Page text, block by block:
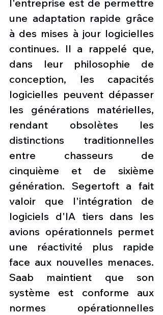
l'entreprise est de permettre
une adaptation rapide grâce
à des mises à jour logicielles
continues. Il a rappelé que,
dans leur philosophie de
conception, les capacités
logicielles peuvent dépasser
les générations matérielles,
rendant obsolètes les
distinctions traditionnelles
entre chasseurs de
cinquième et de sixième
génération. Segertoft a fait
valoir que l'intégration de
logiciels d'IA tiers dans les
avions opérationnels permet
une réactivité plus rapide
face aux nouvelles menaces.
Saab maintient que son
système est conforme aux
normes opérationnelles